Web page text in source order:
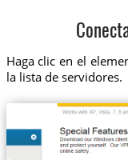
Haga clic en el
la lista de servidores.